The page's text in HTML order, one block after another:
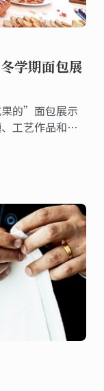
学期面包展
的”面包展示
工艺作品和一